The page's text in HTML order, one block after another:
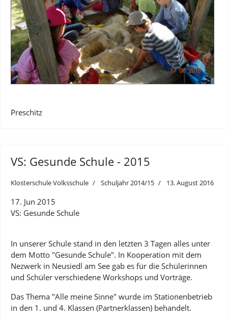
Preschitz
VS: Gesunde Schule - 2015
Klosterschule Volksschule Schuljahr 2014/15 13. August 2016
17. Jun 2015
VS: Gesunde Schule
In unserer Schule stand in den letzten 3 Tagen alles unter
dem Motto "Gesunde Schule". In Kooperation mit dem
Nezwerk in Neusiedl am See gab es für die Schülerinnen
und Schüler verschiedene Workshops und Vorträge.
Das Thema "Alle meine Sinne" wurde im Stationenbetrieb
in den 1. und 4. Klassen (Partnerklassen) behandelt.